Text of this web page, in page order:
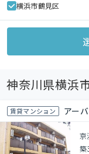
横浜市鶴見区
神奈川県横浜
賃貸マンション アー
京
築